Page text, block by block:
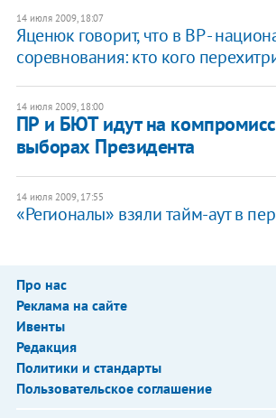
14 июля 2009, 18:07
Яценюк говорит, что в ВР -
соревнования: кто кого
14 июля 2009, 18:00
ПР и БЮТ идут на
выборах Президента
14 июля 2009, 17:55
«Регионалы» взяли тайм-аут в
Про нас
Реклама на сайте
Ивенты
Редакция
Политики и стандарты
Пользовательское соглашение